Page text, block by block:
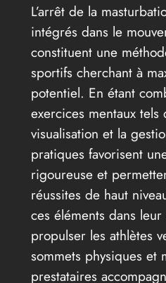
L’arrêt de la
intégrés dans le
constituent une
sportifs cherchant à
potentiel. En étant
exercices mentaux
visualisation et la
pratiques favorisent
rigoureuse et
réussites de haut
ces éléments dans
propulser les athlètes
sommets physiques et
prestataires